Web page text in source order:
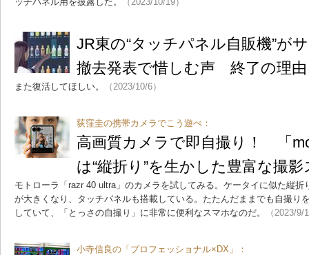
JR東の“タッチパネル自販機”が
撤去発表で惜しむ声 終了の理
また復活してほしい。 （2023/10/6）
荻窪圭の携帯カメラでこう遊べ：
高画質カメラで即自撮り！ 「
は“縦折り”を生かした豊富な撮
モトローラ「razr 40 ultra」のカメラを試してみる。ケータイに似た縦
が大きくなり、タッチパネルも搭載している。たたんだままでも自撮り
していて、「とっさの自撮り」に非常に便利なスマホなのだ。
（2023/9/
小寺信良の「プロフェッショナル×DX」：